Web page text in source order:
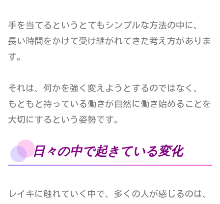
手を当てるというとてもシンプルな方法の中に、
長い時間をかけて受け継がれてきた考え方がありま
す。
それは、何かを強く変えようとするのではなく、
もともと持っている働きが自然に働き始めることを
大切にするという姿勢です。
日々の中で起きている変化
レイキに触れていく中で、多くの人が感じるのは、